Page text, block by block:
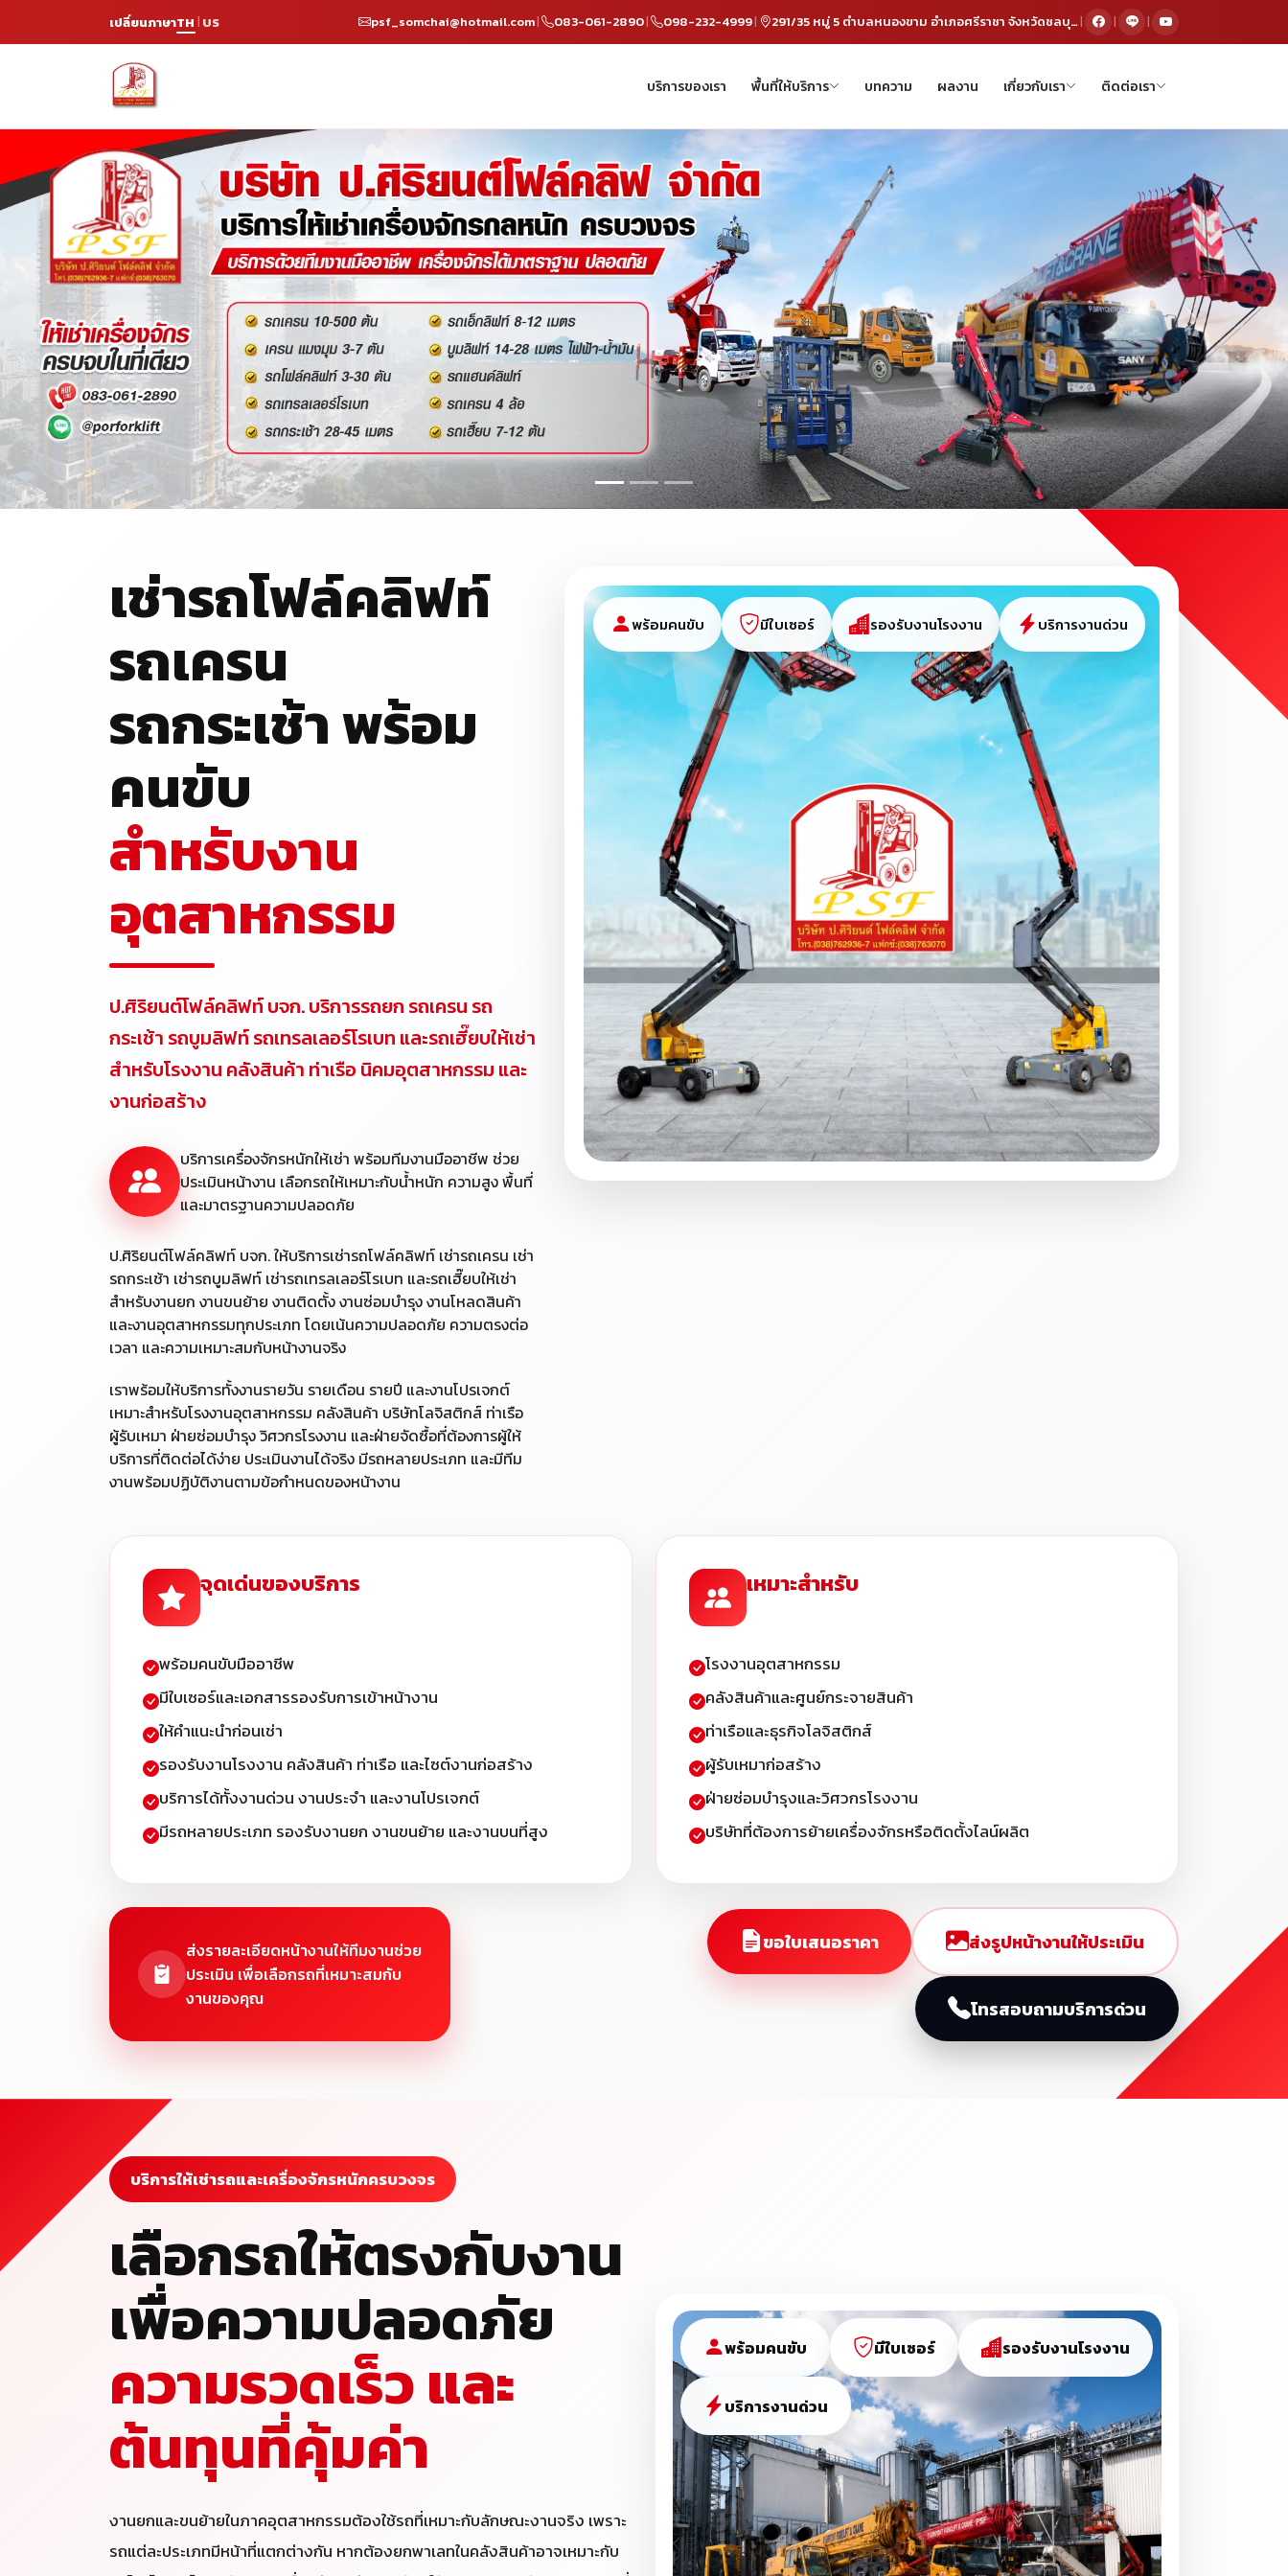
เปลี่ยนภาษาTH | US psf_somchai@hotmail.com| 083-061-2890| 098-232-4999| 291/35 หมู่ 5 ตำบลหนองขาม อำเภอศรีราชา จังหวัดชลบุรี 20230| | |
บริการของเรา พื้นที่ให้บริการ บทความ ผลงาน เกี่ยวกับเรา ติดต่อเรา
เช่ารถโฟล์คลิฟท์
รถเครน
รถกระเช้า พร้อม
คนขับ
สำหรับงาน
อุตสาหกรรม
ป.ศิริยนต์โฟล์คลิฟท์ บจก. บริการรถยก รถเครน รถ
กระเช้า รถบูมลิฟท์ รถเทรลเลอร์โรเบท และรถเฮี๊ยบให้เช่า
สำหรับโรงงาน คลังสินค้า ท่าเรือ นิคมอุตสาหกรรม และ
งานก่อสร้าง
บริการเครื่องจักรหนักให้เช่า พร้อมทีมงานมืออาชีพ ช่วย
ประเมินหน้างาน เลือกรถให้เหมาะกับน้ำหนัก ความสูง พื้นที่
และมาตรฐานความปลอดภัย
ป.ศิริยนต์โฟล์คลิฟท์ บจก. ให้บริการเช่ารถโฟล์คลิฟท์ เช่ารถเครน เช่า
รถกระเช้า เช่ารถบูมลิฟท์ เช่ารถเทรลเลอร์โรเบท และรถเฮี๊ยบให้เช่า
สำหรับงานยก งานขนย้าย งานติดตั้ง งานซ่อมบำรุง งานโหลดสินค้า
และงานอุตสาหกรรมทุกประเภท โดยเน้นความปลอดภัย ความตรงต่อ
เวลา และความเหมาะสมกับหน้างานจริง
เราพร้อมให้บริการทั้งงานรายวัน รายเดือน รายปี และงานโปรเจกต์
เหมาะสำหรับโรงงานอุตสาหกรรม คลังสินค้า บริษัทโลจิสติกส์ ท่าเรือ
ผู้รับเหมา ฝ่ายซ่อมบำรุง วิศวกรโรงงาน และฝ่ายจัดซื้อที่ต้องการผู้ให้
บริการที่ติดต่อได้ง่าย ประเมินงานได้จริง มีรถหลายประเภท และมีทีม
งานพร้อมปฏิบัติงานตามข้อกำหนดของหน้างาน
พร้อมคนขับ มีใบเซอร์ รองรับงานโรงงาน บริการงานด่วน
จุดเด่นของบริการ
พร้อมคนขับมืออาชีพ
มีใบเซอร์และเอกสารรองรับการเข้าหน้างาน
ให้คำแนะนำก่อนเช่า
รองรับงานโรงงาน คลังสินค้า ท่าเรือ และไซต์งานก่อสร้าง
บริการได้ทั้งงานด่วน งานประจำ และงานโปรเจกต์
มีรถหลายประเภท รองรับงานยก งานขนย้าย และงานบนที่สูง
เหมาะสำหรับ
โรงงานอุตสาหกรรม
คลังสินค้าและศูนย์กระจายสินค้า
ท่าเรือและธุรกิจโลจิสติกส์
ผู้รับเหมาก่อสร้าง
ฝ่ายซ่อมบำรุงและวิศวกรโรงงาน
บริษัทที่ต้องการย้ายเครื่องจักรหรือติดตั้งไลน์ผลิต
ส่งรายละเอียดหน้างานให้ทีมงานช่วย
ประเมิน เพื่อเลือกรถที่เหมาะสมกับ
งานของคุณ
ขอใบเสนอราคา ส่งรูปหน้างานให้ประเมิน
โทรสอบถามบริการด่วน
บริการให้เช่ารถและเครื่องจักรหนักครบวงจร
เลือกรถให้ตรงกับงาน
เพื่อความปลอดภัย
ความรวดเร็ว และ
ต้นทุนที่คุ้มค่า
งานยกและขนย้ายในภาคอุตสาหกรรมต้องใช้รถที่เหมาะกับลักษณะงานจริง เพราะ
รถแต่ละประเภทมีหน้าที่แตกต่างกัน หากต้องยกพาเลทในคลังสินค้าอาจเหมาะกับ
พร้อมคนขับ มีใบเซอร์ รองรับงานโรงงาน
บริการงานด่วน